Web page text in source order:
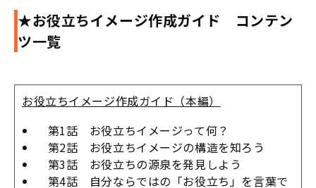
★お役立ちイメージ作成ガイド コンテン
ツ一覧
お役立ちイメージ作成ガイド（本編）
第1話 お役立ちイメージって何？
第2話 お役立ちイメージの構造を知ろう
第3話 お役立ちの源泉を発見しよう
第4話 自分ならではの「お役立ち」を言葉で